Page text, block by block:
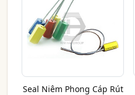
Seal Niêm Phong Cáp Rút